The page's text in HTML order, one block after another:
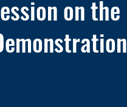
on the